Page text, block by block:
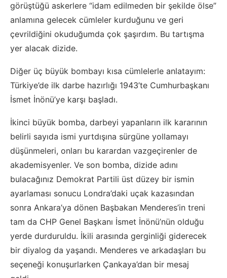
görüştüğü askerlere “idam edilmeden bir şekilde ölse”
anlamına gelecek cümleler kurduğunu ve geri
çevrildiğini okuduğumda çok şaşırdım. Bu tartışma
yer alacak dizide.
Diğer üç büyük bombayı kısa cümlelerle anlatayım:
Türkiye’de ilk darbe hazırlığı 1943’te Cumhurbaşkanı
İsmet İnönü’ye karşı başladı.
İkinci büyük bomba, darbeyi yapanların ilk kararının
belirli sayıda ismi yurtdışına sürgüne yollamayı
düşünmeleri, onları bu karardan vazgeçirenler de
akademisyenler. Ve son bomba, dizide adını
bulacağınız Demokrat Partili üst düzey bir ismin
ayarlaması sonucu Londra’daki uçak kazasından
sonra Ankara’ya dönen Başbakan Menderes’in treni
tam da CHP Genel Başkanı İsmet İnönü’nün olduğu
yerde durduruldu. İkili arasında gerginliği giderecek
bir diyalog da yaşandı. Menderes ve arkadaşları bu
seçeneği konuşurlarken Çankaya’dan bir mesaj